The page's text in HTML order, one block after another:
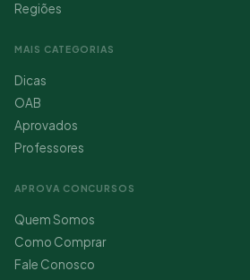
Regiões
MAIS CATEGORIAS
Dicas
OAB
Aprovados
Professores
APROVA CONCURSOS
Quem Somos
Como Comprar
Fale Conosco